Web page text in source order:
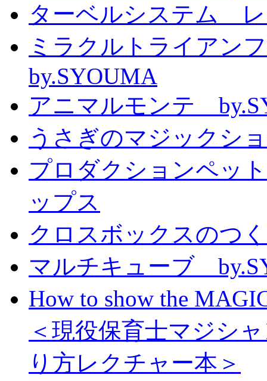
ターベルシステム
ミラクルトライアン
by.SYOUMA
アニマルモンテ
うさぎのマジックシ
プロダクションペッ
ップス
クロスボックスのつ
マルチキューブ
How to show the
＜現役保育士マジシ
り方レクチャー本＞